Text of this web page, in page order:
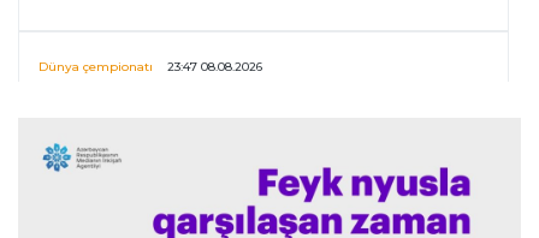
Dünya çempionatı 23:47 08.08.2026